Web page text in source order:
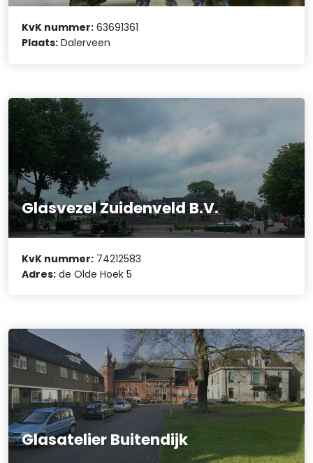
KvK nummer: 63691361
Plaats: Dalerveen
Glasvezel Zuidenveld B.V.
KvK nummer: 74212583
Adres: de Olde Hoek 5
Glasatelier Buitendijk